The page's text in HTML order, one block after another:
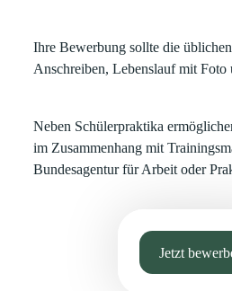
Ihre Bewerbung sollte die
Anschreiben, Lebenslauf mit Foto
Neben Schülerpraktika
im Zusammenhang mit
Bundesagentur für Arbeit oder
Jetzt